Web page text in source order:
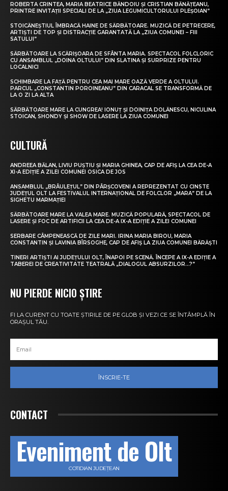
ROBERTA CRINTEA, MARIA BEATRICE BĂNDOIU ȘI CRISTIAN BĂNĂȚEANU,
PRINTRE INVITAȚII SPECIALI DE LA „ZIUA LEGUMICULTORULUI PLEȘOIAN”
STOICĂNEȘTIUL ÎMBRACĂ HAINE DE SĂRBĂTOARE. MUZICĂ DE PETRECERE,
ARTIȘTI DE TOP ȘI DISTRACȚIE GARANTATĂ LA „ZIUA COMUNEI – FIII
SATULUI”
SĂRBĂTOARE LA SCĂRIȘOARA DE SFÂNTA MARIA. SPECTACOL FOLCLORIC
CU ANSAMBLUL „DOINA OLTULUI” DIN SLATINA ȘI SURPRIZE PENTRU
LOCALNICI
SCHIMBARE LA FAȚĂ PENTRU CEA MAI MARE OAZĂ VERDE A OLTULUI.
PARCUL „CONSTANTIN POROINEANU” DIN CARACAL SE TRANSFORMĂ DE
LA O ZI LA ALTA
SĂRBĂTOARE MARE LA CUNGREA! IONUȚ ȘI DOINIȚA DOLĂNESCU, NICULINA
STOICAN, SHONDY ȘI SHOW DE LASERE LA ZIUA COMUNEI
CULTURĂ
ANDREEA BĂLAN, LIVIU PUȘTIU ȘI MARIA GHINEA, CAP DE AFIȘ LA CEA DE-A
XI-A EDIȚIE A ZILEI COMUNEI OSICA DE JOS
ANSAMBLUL „BRÂULEȚUL” DIN PÂRȘCOVENI A REPREZENTAT CU CINSTE
JUDEȚUL OLT LA FESTIVALUL INTERNAȚIONAL DE FOLCLOR „MARA” DE LA
SIGHETU MARMAȚIEI
SĂRBĂTOARE MARE LA VALEA MARE. MUZICĂ POPULARĂ, SPECTACOL DE
LASERE ȘI FOC DE ARTIFICII LA CEA DE-A IX-A EDIȚIE A ZILEI COMUNEI
SERBARE CÂMPENEASCĂ DE ZILE MARI. IRINA MARIA BIROU, MARIA
CONSTANTIN ȘI LAVINIA BÎRSOGHE, CAP DE AFIȘ LA ZIUA COMUNEI BĂRĂȘTI
TINERI ARTIȘTI AI JUDEȚULUI OLT, ÎNAPOI PE SCENĂ. ÎNCEPE A IX-A EDIȚIE A
TABEREI DE CREATIVITATE TEATRALĂ „DIALOGUL ABSURZILOR…?”
NU PIERDE NICIO ȘTIRE
FI LA CURENT CU TOATE ȘTIRILE DE PE GLOB ȘI VEZI CE SE ÎNTÂMPLĂ ÎN
ORAȘUL TĂU.
ÎNSCRIE-TE
CONTACT
Eveniment de Olt
COTIDIAN JUDEȚEAN